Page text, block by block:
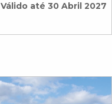
Válido até 30 Abril 2027